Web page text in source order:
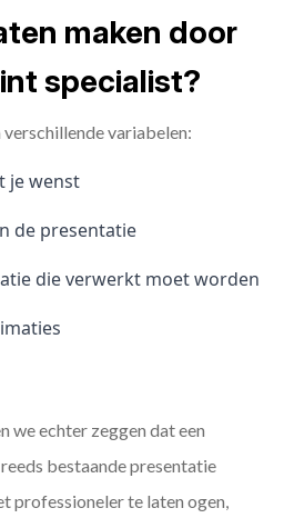
maken door
specialist?
variabelen:
je wenst
de presentatie
die verwerkt moet worden
we echter zeggen dat een
bestaande presentatie
professioneler te laten ogen,